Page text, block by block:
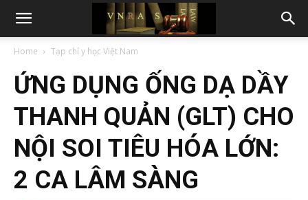
Home Tạp chí y học Việt Nam
ỨNG DỤNG ỐNG DẠ DẦY
THANH QUẢN (GLT) CHO
NỘI SOI TIÊU HÓA LỚN:
2 CA LÂM SÀNG